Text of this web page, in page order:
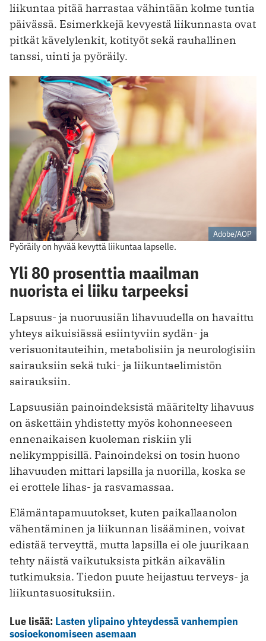
liikuntaa pitää harrastaa vähintään kolme tuntia
päivässä. Esimerkkejä kevyestä liikunnasta ovat
pitkät kävelylenkit, kotityöt sekä rauhallinen
tanssi, uinti ja pyöräily.
Adobe/AOP
Pyöräily on hyvää kevyttä liikuntaa lapselle.
Yli 80 prosenttia maailman
nuorista ei liiku tarpeeksi
Lapsuus- ja nuoruusiän lihavuudella on havaittu
yhteys aikuisiässä esiintyviin sydän- ja
verisuonitauteihin, metabolisiin ja neurologisiin
sairauksiin sekä tuki- ja liikuntaelimistön
sairauksiin.
Lapsuusiän painoindeksistä määritelty lihavuus
on äskettäin yhdistetty myös kohonneeseen
ennenaikaisen kuoleman riskiin yli
nelikymppisillä. Painoindeksi on tosin huono
lihavuuden mittari lapsilla ja nuorilla, koska se
ei erottele lihas- ja rasvamassaa.
Elämäntapamuutokset, kuten paikallaanolon
vähentäminen ja liikunnan lisääminen, voivat
edistää terveyttä, mutta lapsilla ei ole juurikaan
tehty näistä vaikutuksista pitkän aikavälin
tutkimuksia. Tiedon puute heijastuu terveys- ja
liikuntasuosituksiin.
Lue lisää: Lasten ylipaino yhteydessä vanhempien
sosioekonomiseen asemaan